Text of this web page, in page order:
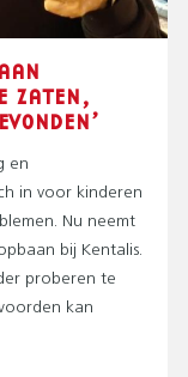
ZATEN,
en
in voor kinderen
Nu neemt
bij Kentalis.
proberen te
kan